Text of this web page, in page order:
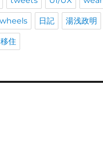
wheels 日記 湯浅政明
移住